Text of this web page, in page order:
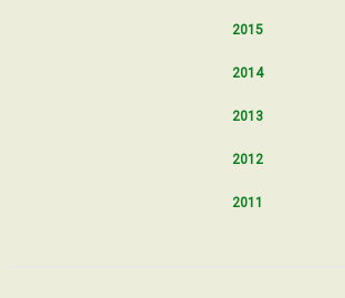
2015
2014
2013
2012
2011